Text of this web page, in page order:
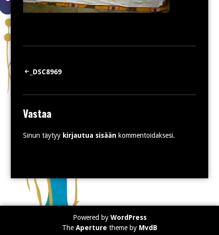
Artikkelien
selaus
_DSC8969
Vastaa
Sinun täytyy kirjautua sisään kommentoidaksesi.
Powered by WordPress
The Aperture theme by MvdB